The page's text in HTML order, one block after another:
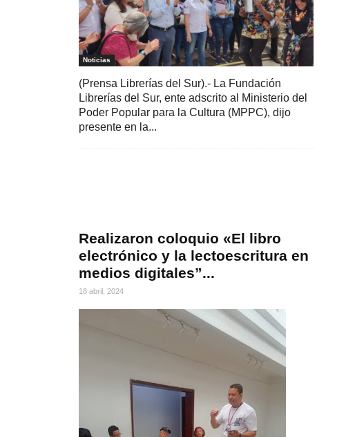
Noticias
(Prensa Librerías del Sur).- La Fundación
Librerías del Sur, ente adscrito al Ministerio del
Poder Popular para la Cultura (MPPC), dijo
presente en la...
Realizaron coloquio «El libro
electrónico y la lectoescritura en
medios digitales”...
18 abril, 2024